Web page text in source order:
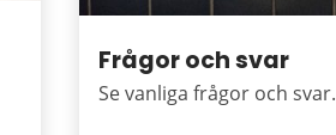
Frågor och svar
Se vanliga frågor och svar.